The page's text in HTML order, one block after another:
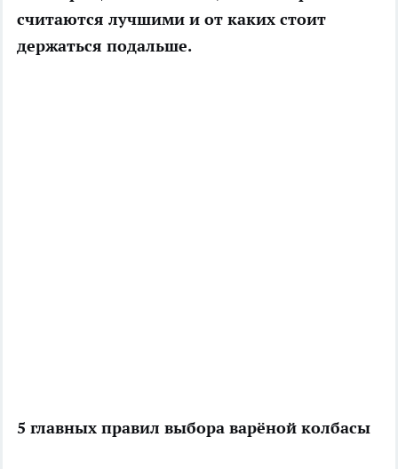
считаются лучшими и от каких стоит
держаться подальше.
5 главных правил выбора варёной колбасы